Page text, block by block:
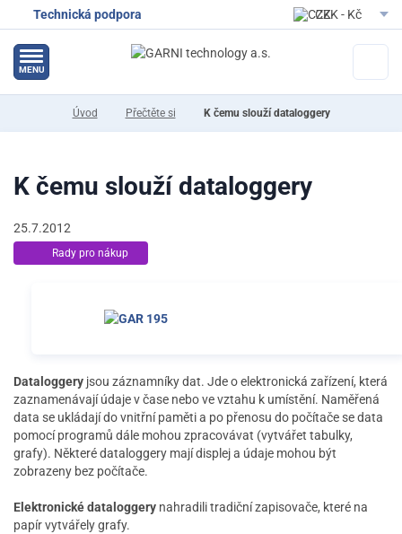
EUR - Eur
CZK - Kč
Technická podpora
MENU
Úvod Přečtěte si K čemu slouží dataloggery
K čemu slouží dataloggery
25.7.2012
Rady pro nákup
Dataloggery jsou záznamníky dat. Jde o elektronická zařízení, která
zaznamenávají údaje v čase nebo ve vztahu k umístění. Naměřená
data se ukládají do vnitřní paměti a po přenosu do počítače se data
pomocí programů dále mohou zpracovávat (vytvářet tabulky,
grafy). Některé dataloggery mají displej a údaje mohou být
zobrazeny bez počítače.
Elektronické dataloggery nahradili tradiční zapisovače, které na
papír vytvářely grafy.